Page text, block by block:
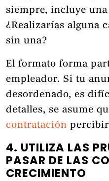
siempre, incluye
¿Realizarías alguna
sin una?
El formato forma
empleador. Si tu
desordenado, es
detalles, se asume
contratación
4. UTILIZA LAS
PASAR DE LAS
CRECIMIENTO